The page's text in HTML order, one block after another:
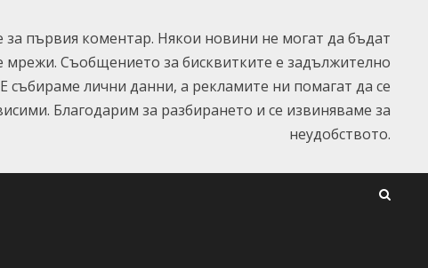
първия коментар. Някои новини не могат да бъдат
мрежи. Съобщението за бисквитките е задължително
събираме лични данни, а рекламите ни помагат да се
Благодарим за разбирането и се извиняваме за
неудобството.